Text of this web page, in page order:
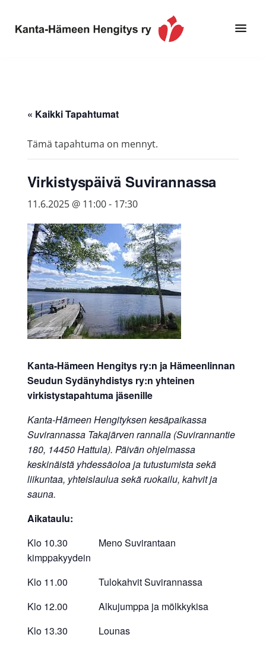
pääsisältöön
alatunnisteeseen
Hengitys
erityisesti
sinua
keuhkoahtaumatauti,uniapnea,
muut
huono
sisäilma
allergiat.
Hengitys
« Kaikki Tapahtumat
Tämä tapahtuma on mennyt.
Virkistyspäivä Suvirannassa
11.6.2025 @ 11:00- 17:30
Kanta-Hämeen Hengitys ry:n ja Hämeenlinnan
Seudun Sydänyhdistys ry:n yhteinen
virkistystapahtuma jäsenille
Kanta-Hämeen Hengityksen kesäpaikassa
Suvirannassa Takajärven rannalla (Suvirannantie
180, 14450 Hattula). Päivän ohjelmassa
keskinäistä yhdessäoloa ja tutustumista sekä
liikuntaa, yhteislaulua sekä ruokailu, kahvit ja
sauna.
Aikataulu:
Klo 10.30 Meno Suvirantaan
kimppakyydein
Klo 11.00 Tulokahvit Suvirannassa
Klo 12.00 Alkujumppa ja mölkkykisa
Klo 13.30 Lounas